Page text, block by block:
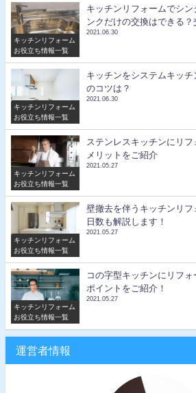
キッチンリフォーム
お役立ち情報一覧
キッチンリフォームでシ
ンクだけの交換はできる？
2021.06.30
キッチンリフォーム
お役立ち情報一覧
キッチンをシステムキッ
のコツは？
2021.06.30
キッチンリフォーム
お役立ち情報一覧
ステンレスキッチンにリ
メリットをご紹介
2021.05.27
キッチンリフォーム
お役立ち情報一覧
壁撤去を伴うキッチンリ
日数も解説します！
2021.05.27
キッチンリフォーム
お役立ち情報一覧
コの字型キッチンにリフ
ポイントをご紹介！
2021.05.27
運営者情報